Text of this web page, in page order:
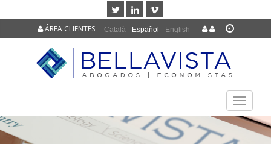
Català Español English
ÁREA CLIENTES
TOGGLE